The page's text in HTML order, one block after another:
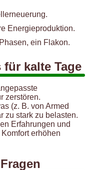
Energieproduktion.
ein Flakon.
kalte Tage
zerstören.
(z. B. von Armed
zu stark zu belasten.
Erfahrungen und
erhöhen